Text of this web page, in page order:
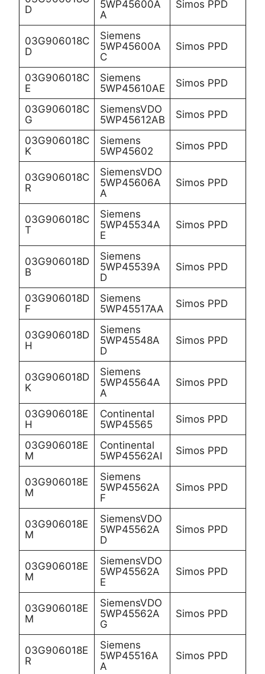
D
5WP45600A
A
Simos PPD
03G906018C
D
Siemens
5WP45600A
C
Simos PPD
03G906018C
E
Siemens
5WP45610AE
Simos PPD
03G906018C
G
SiemensVDO
5WP45612AB
Simos PPD
03G906018C
K
Siemens
5WP45602
Simos PPD
03G906018C
R
SiemensVDO
5WP45606A
A
Simos PPD
03G906018C
T
Siemens
5WP45534A
E
Simos PPD
03G906018D
B
Siemens
5WP45539A
D
Simos PPD
03G906018D
F
Siemens
5WP45517AA
Simos PPD
03G906018D
H
Siemens
5WP45548A
D
Simos PPD
03G906018D
K
Siemens
5WP45564A
A
Simos PPD
03G906018E
H
Continental
5WP45565
Simos PPD
03G906018E
M
Continental
5WP45562AI
Simos PPD
03G906018E
M
Siemens
5WP45562A
F
Simos PPD
03G906018E
M
SiemensVDO
5WP45562A
D
Simos PPD
03G906018E
M
SiemensVDO
5WP45562A
E
Simos PPD
03G906018E
M
SiemensVDO
5WP45562A
G
Simos PPD
03G906018E
R
Siemens
5WP45516A
A
Simos PPD